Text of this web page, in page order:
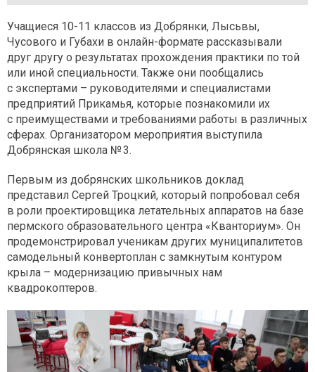
Учащиеся 10-11 классов из Добрянки, Лысьвы,
Чусового и Губахи в онлайн-формате рассказывали
друг другу о результатах прохождения практики по той
или иной специальности. Также они пообщались
с экспертами – руководителями и специалистами
предприятий Прикамья, которые познакомили их
с преимуществами и требованиями работы в различных
сферах. Организатором мероприятия выступила
Добрянская школа № 3.
Первым из добрянских школьников доклад
представил Сергей Троцкий, который попробовал себя
в роли проектировщика летательных аппаратов на базе
пермского образовательного центра «Кванториум». Он
продемонстрировал ученикам других муниципалитетов
самодельный конвертоплан с замкнутым контуром
крыла – модернизацию привычных нам
квадрокоптеров.